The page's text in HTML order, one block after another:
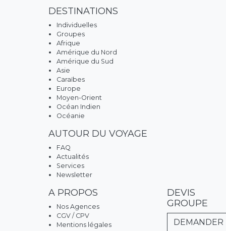
DESTINATIONS
Individuelles
Groupes
Afrique
Amérique du Nord
Amérique du Sud
Asie
Caraïbes
Europe
Moyen-Orient
Océan Indien
Océanie
AUTOUR DU VOYAGE
FAQ
Actualités
Services
Newsletter
A PROPOS
Nos Agences
CGV / CPV
Mentions légales
DEVIS
GROUPE
DEMANDER